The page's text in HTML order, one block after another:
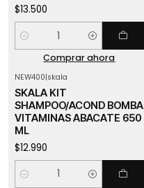
$13.500
Cantidad
Comprar ahora
NEW400|skala
SKALA KIT
SHAMPOO/ACOND BOMBA
VITAMINAS ABACATE 650
ML
$12.990
Cantidad